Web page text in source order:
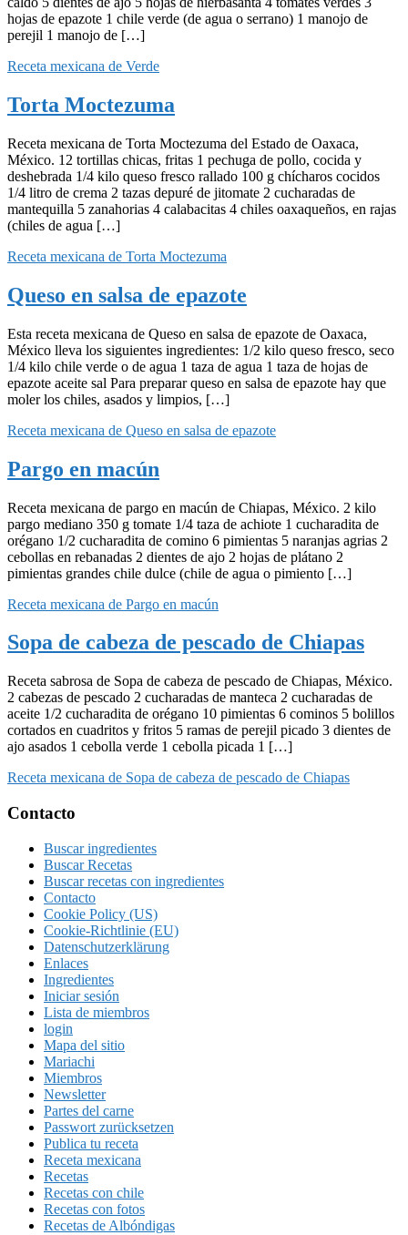
hojas de epazote 1 chile verde (de agua o serrano) 1 manojo de
perejil 1 manojo de […]
Receta mexicana de Verde
Torta Moctezuma
Receta mexicana de Torta Moctezuma del Estado de Oaxaca,
México. 12 tortillas chicas, fritas 1 pechuga de pollo, cocida y
deshebrada 1/4 kilo queso fresco rallado 100 g chícharos cocidos
1/4 litro de crema 2 tazas depuré de jitomate 2 cucharadas de
mantequilla 5 zanahorias 4 calabacitas 4 chiles oaxaqueños, en rajas
(chiles de agua […]
Receta mexicana de Torta Moctezuma
Queso en salsa de epazote
Esta receta mexicana de Queso en salsa de epazote de Oaxaca,
México lleva los siguientes ingredientes: 1/2 kilo queso fresco, seco
1/4 kilo chile verde o de agua 1 taza de agua 1 taza de hojas de
epazote aceite sal Para preparar queso en salsa de epazote hay que
moler los chiles, asados y limpios, […]
Receta mexicana de Queso en salsa de epazote
Pargo en macún
Receta mexicana de pargo en macún de Chiapas, México. 2 kilo
pargo mediano 350 g tomate 1/4 taza de achiote 1 cucharadita de
orégano 1/2 cucharadita de comino 6 pimientas 5 naranjas agrias 2
cebollas en rebanadas 2 dientes de ajo 2 hojas de plátano 2
pimientas grandes chile dulce (chile de agua o pimiento […]
Receta mexicana de Pargo en macún
Sopa de cabeza de pescado de Chiapas
Receta sabrosa de Sopa de cabeza de pescado de Chiapas, México.
2 cabezas de pescado 2 cucharadas de manteca 2 cucharadas de
aceite 1/2 cucharadita de orégano 10 pimientas 6 cominos 5 bolillos
cortados en cuadritos y fritos 5 ramas de perejil picado 3 dientes de
ajo asados 1 cebolla verde 1 cebolla picada 1 […]
Receta mexicana de Sopa de cabeza de pescado de Chiapas
Footer
Contacto
Buscar ingredientes
Buscar Recetas
Buscar recetas con ingredientes
Contacto
Cookie Policy (US)
Cookie-Richtlinie (EU)
Datenschutzerklärung
Enlaces
Ingredientes
Iniciar sesión
Lista de miembros
login
Mapa del sitio
Mariachi
Miembros
Newsletter
Partes del carne
Passwort zurücksetzen
Publica tu receta
Receta mexicana
Recetas
Recetas con chile
Recetas con fotos
Recetas de Albóndigas